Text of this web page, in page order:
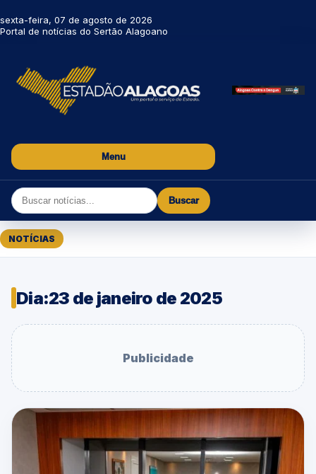
sexta-feira, 07 de agosto de 2026
Portal de notícias do Sertão Alagoano
Menu
Buscar
NOTÍCIAS
Dia:23 de janeiro de 2025
Publicidade